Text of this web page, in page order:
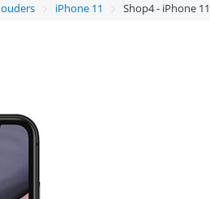
iPhone 11 Shop4 - iPhone